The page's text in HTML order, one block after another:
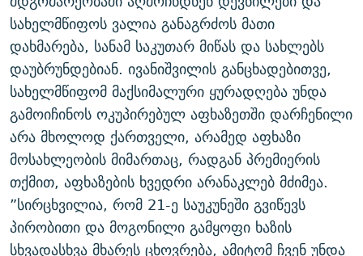
ᲐᲒᲕᲘᲡᲢᲝᲡ ᲝᲛᲘ
ПРИВЕТ ᲙᲣᲚᲢᲣᲠᲐ
სახელმწიფოს ვალია განაგრძოს მათი
დახმარება, სანამ საკუთარ მიწას და სახლებს
დაუბრუნდებიან. ივანიშვილის განცხადებითვე,
სახელმწიფომ მაქსიმალური ყურადღება უნდა
გამოიჩინოს ოკუპირებულ აფხაზეთში დარჩენილი
არა მხოლოდ ქართველი, არამედ აფხაზი
მოსახლეობის მიმართაც, რადგან პრემიერის
თქმით, აფხაზების ხვედრი არანაკლებ მძიმეა.
”სირცხვილია, რომ 21-ე საუკუნეში გვიწევს
პირობითი და მოგონილი გამყოფი ხაზის
სხვადასხვა მხარეს ცხოვრება, ამიტომ ჩვენ უნდა